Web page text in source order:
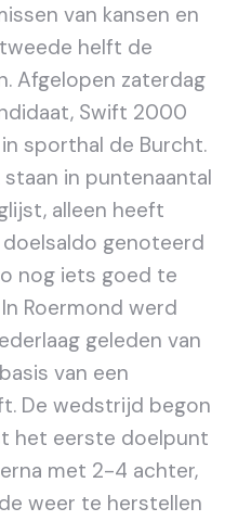
van kansen en
helft de
Afgelopen zaterdag
Swift 2000
sporthal de Burcht.
in puntenaantal
alleen heeft
genoteerd
nog iets goed te
Roermond werd
geleden van
van een
De wedstrijd begon
het eerste doelpunt
met 2-4 achter,
weer te herstellen